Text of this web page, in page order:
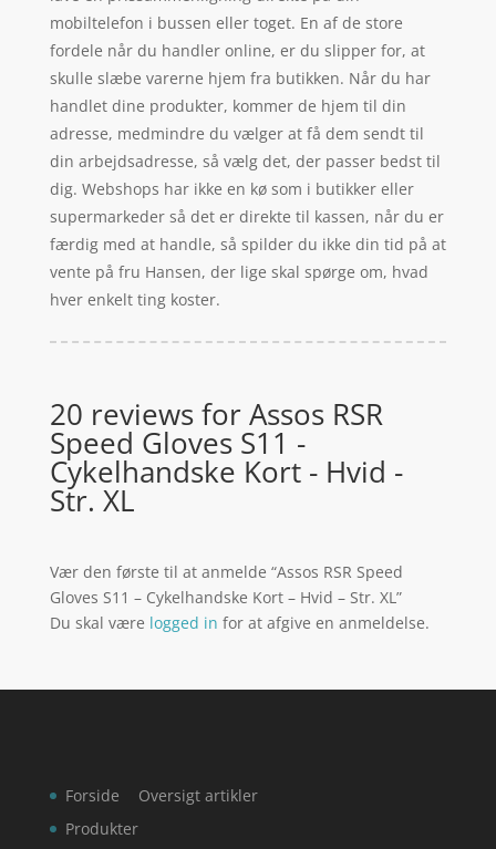
mobiltelefon i bussen eller toget. En af de store
fordele når du handler online, er du slipper for, at
skulle slæbe varerne hjem fra butikken. Når du har
handlet dine produkter, kommer de hjem til din
adresse, medmindre du vælger at få dem sendt til
din arbejdsadresse, så vælg det, der passer bedst til
dig. Webshops har ikke en kø som i butikker eller
supermarkeder så det er direkte til kassen, når du er
færdig med at handle, så spilder du ikke din tid på at
vente på fru Hansen, der lige skal spørge om, hvad
hver enkelt ting koster.
20 reviews forAssos RSR
Speed Gloves S11 -
Cykelhandske Kort - Hvid -
Str. XL
Vær den første til at anmelde “Assos RSR Speed
Gloves S11 – Cykelhandske Kort – Hvid – Str. XL”
Du skal være logged in for at afgive en anmeldelse.
Forside
Produkter
Oversigt artikler